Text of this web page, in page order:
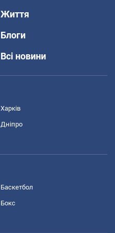
Життя
Блоги
Всі новини
Харків
Дніпро
Баскетбол
Бокс